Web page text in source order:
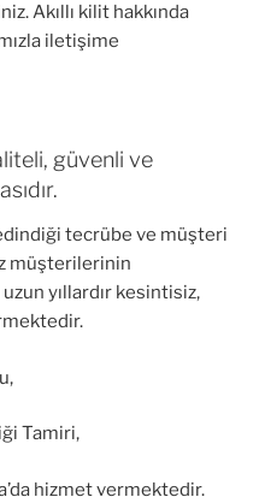
Akıllı kilit hakkında
iletişime
güvenli ve
tecrübe ve müşteri
müşterilerinin
yıllardır kesintisiz,
Tamiri,
hizmet vermektedir.